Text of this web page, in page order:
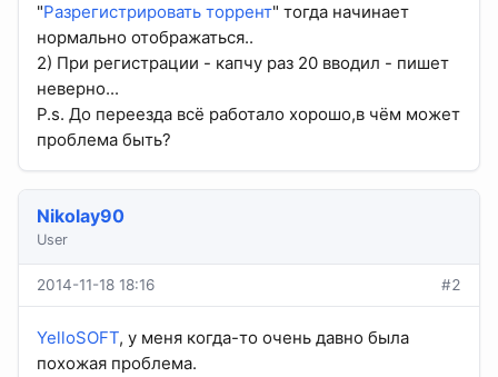
"Разрегистрировать торрент" тогда начинает
нормально отображаться..
2) При регистрации - капчу раз 20 вводил - пишет
неверно...
P.s. До переезда всё работало хорошо,в чём может
проблема быть?
Nikolay90
User
2014-11-18 18:16 #2
YelloSOFT, у меня когда-то очень давно была
похожая проблема.